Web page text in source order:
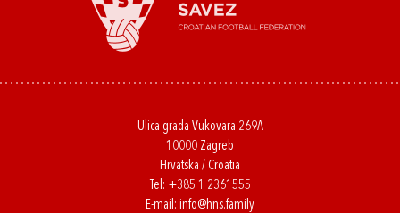
Ulica grada Vukovara 269A
10000 Zagreb
Hrvatska / Croatia
Tel: +385 1 2361555
E-mail: info@hns.family